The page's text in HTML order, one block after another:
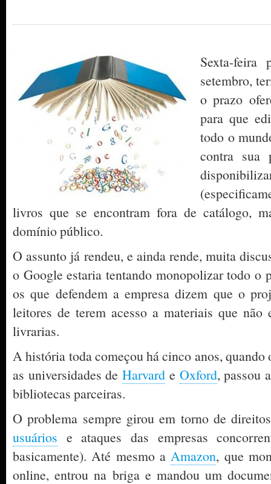
Sexta-feira
setembro,
o prazo
para que
todo o
contra sua
livros que se encontram fora de catálogo,
domínio público.
O assunto já rendeu, e ainda rende, muita
o Google estaria tentando monopolizar todo o
os que defendem a empresa dizem que o
leitores de terem acesso a materiais que não
livrarias.
A história toda começou há cinco anos,
as universidades deHarvard e Oxford, passou
bibliotecas parceiras.
O problema sempre girou em torno de
usuários e ataques das empresas
basicamente). Até mesmo aAmazon, que
online, entrou na briga e mandou um